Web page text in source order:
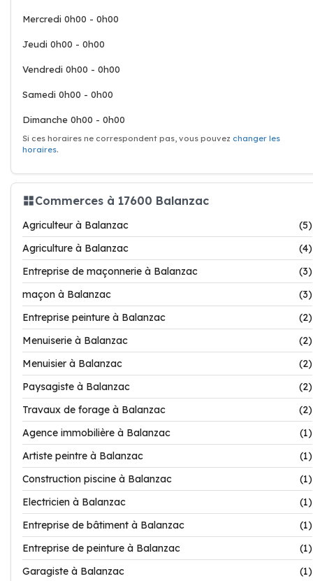
Mercredi 0h00 - 0h00
Jeudi 0h00 - 0h00
Vendredi 0h00 - 0h00
Samedi 0h00 - 0h00
Dimanche 0h00 - 0h00
Si ces horaires ne correspondent pas, vous pouvez changer les
horaires.
Commerces à 17600 Balanzac
Agriculteur à Balanzac
(5)
Agriculture à Balanzac
(4)
Entreprise de maçonnerie à Balanzac
(3)
maçon à Balanzac
(3)
Entreprise peinture à Balanzac
(2)
Menuiserie à Balanzac
(2)
Menuisier à Balanzac
(2)
Paysagiste à Balanzac
(2)
Travaux de forage à Balanzac
(2)
Agence immobilière à Balanzac
(1)
Artiste peintre à Balanzac
(1)
Construction piscine à Balanzac
(1)
Electricien à Balanzac
(1)
Entreprise de bâtiment à Balanzac
(1)
Entreprise de peinture à Balanzac
(1)
Garagiste à Balanzac
(1)